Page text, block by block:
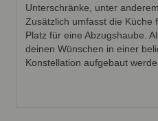
Unterschränke, unter
Zusätzlich umfasst die Küche
Platz für eine Abzugshaube.
deinen Wünschen in einer
Konstellation aufgebaut